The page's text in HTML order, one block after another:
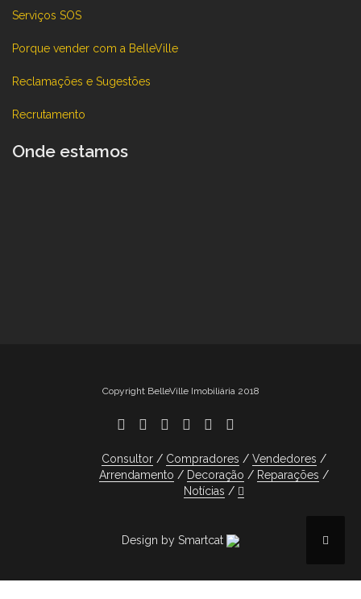
Serviços SOS
Porque vender com a BelleVille
Reclamações e Sugestões
Recrutamento
Onde estamos
Copyright BelleVille Imobiliária 2018
Consultor Compradores
Vendedores
Arrendamento
Decoração
Reparações
Notícias
Design by Smartcat